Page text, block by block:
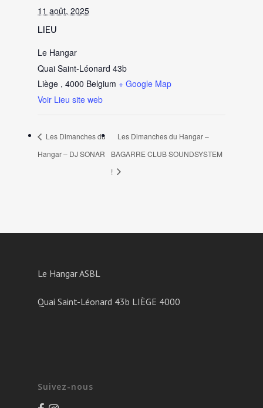
11 août, 2025
LIEU
Le Hangar
Quai Saint-Léonard 43b
Liège , 4000 Belgium + Google Map
Voir Lieu site web
Les Dimanches du
Hangar – DJ SONAR
Les Dimanches du Hangar –
BAGARRE CLUB SOUNDSYSTEM
!
Le Hangar ASBL
Quai Saint-Léonard 43b LIÈGE 4000
Suivez-nous